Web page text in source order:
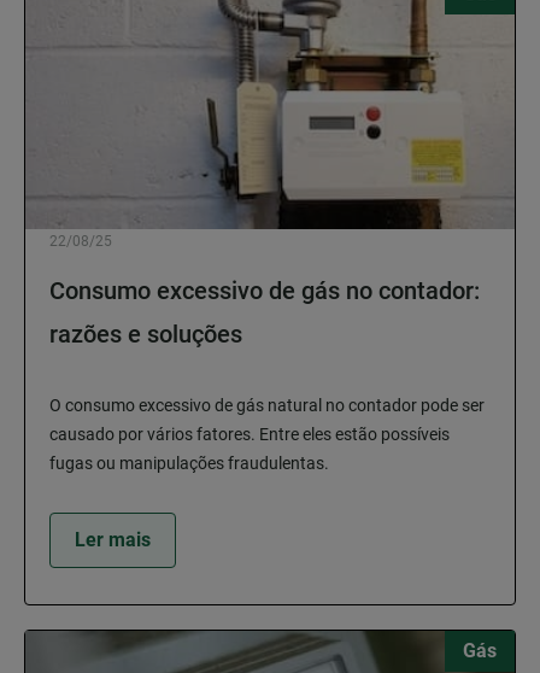
22/08/25
Consumo excessivo de gás no contador:
razões e soluções
O consumo excessivo de gás natural no contador pode ser
causado por vários fatores. Entre eles estão possíveis
fugas ou manipulações fraudulentas.
Ler mais
Gás